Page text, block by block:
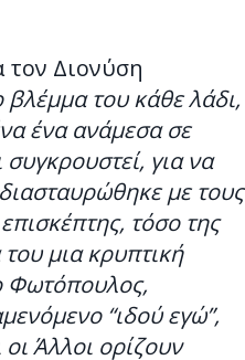
τον Διονύση
βλέμμα του κάθε λάδι,
ένα ανάμεσα σε
συγκρουστεί, για να
με τους
τόσο της
μια κρυπτική
Φωτόπουλος,
“ιδού εγώ”,
Άλλοι ορίζουν